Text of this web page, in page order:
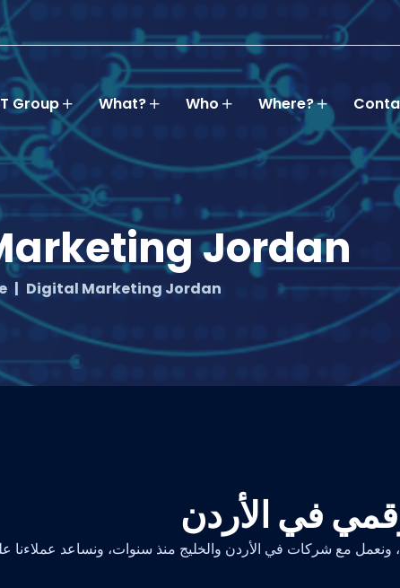
Group What? Who Where?
Jordan
Digital Marketing Jordan
في الأردن
مع شركات في الأردن والخليج منذ سنوات، ونساعد عملاءنا